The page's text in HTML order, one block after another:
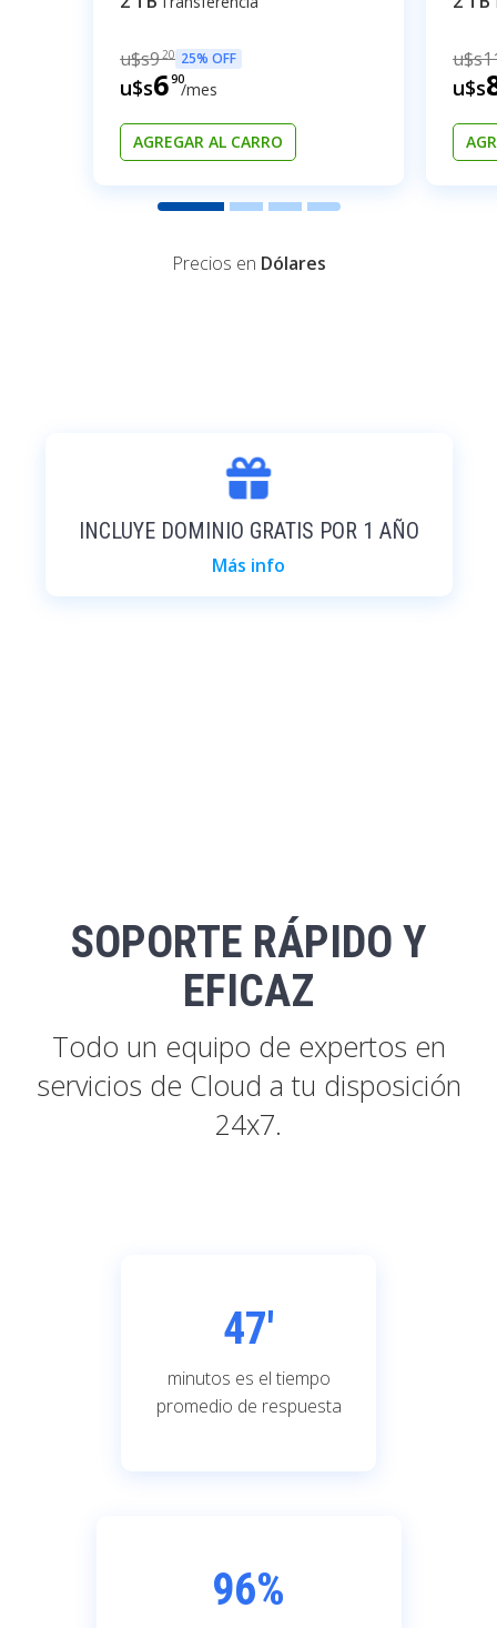
u$s9 20 25% OFF
u$s690/mes
AGREGAR AL CARRO
u$s
u$s
Precios en Dólares
INCLUYE DOMINIO GRATIS POR 1 AÑO
Más info
SOPORTE RÁPIDO Y
EFICAZ
Todo un equipo de expertos en
servicios de Cloud a tu disposición
24x7.
47'
minutos es el tiempo
promedio de respuesta
96%